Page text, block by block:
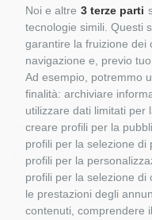
Noi e altre 3 terze parti
tecnologie simili. Questi
garantire la fruizione dei
navigazione e, previo
Ad esempio, potremmo
finalità: archiviare
utilizzare dati limitati per
creare profili per la
profili per la selezione di
profili per la
profili per la selezione di
le prestazioni degli
contenuti, comprendere
Dettagli del
Volvo FH04
Codice: TEKNO 62344
Categoria:TEKNO